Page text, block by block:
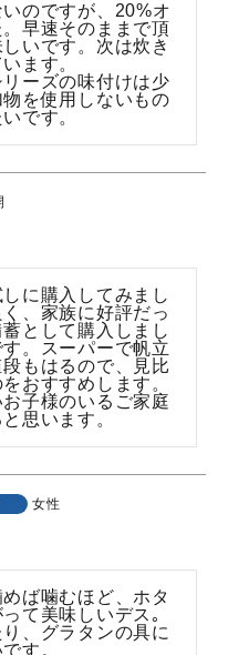
のですが、20%オ
早速そのままで頂
いです。次は炊き
ます。
ーズの味付けは少
を使用しないもの
です。
に購入してみまし
、家族に好評だっ
として購入しまし
。スーパーで帆立
もはるので、見比
おすすめします。
子様のいるご家庭
思います。
女性
ば噛むほど、ホタ
て美味しいデス｡
、グラタンの具に
す。